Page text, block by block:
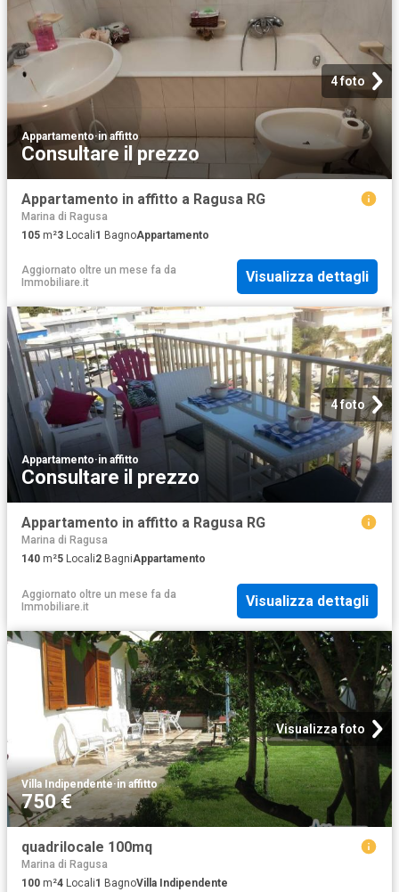
4 foto
Appartamento·in affitto
Consultare il prezzo
Appartamento in affitto a Ragusa RG
Marina di Ragusa
105 m²3 Locali1 BagnoAppartamento
Aggiornato oltre un mese fa da
Immobiliare.it
Visualizza dettagli
4 foto
Appartamento·in affitto
Consultare il prezzo
Appartamento in affitto a Ragusa RG
Marina di Ragusa
140 m²5 Locali2 BagniAppartamento
Aggiornato oltre un mese fa da
Immobiliare.it
Visualizza dettagli
Visualizza foto
Villa Indipendente·in affitto
750 €
quadrilocale 100mq
Marina di Ragusa
100 m²4 Locali1 BagnoVilla Indipendente